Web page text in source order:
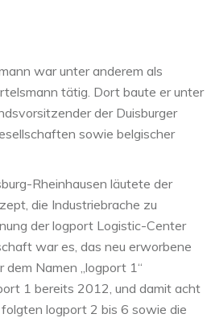
war unter anderem als
tätig. Dort baute er unter
der Duisburger
sowie belgischer
Rheinhausen läutete der
die Industriebrache zu
der logport Logistic-Center
war es, das neu erworbene
Namen „logport 1“
1 bereits 2012, und damit acht
logport 2 bis 6 sowie die